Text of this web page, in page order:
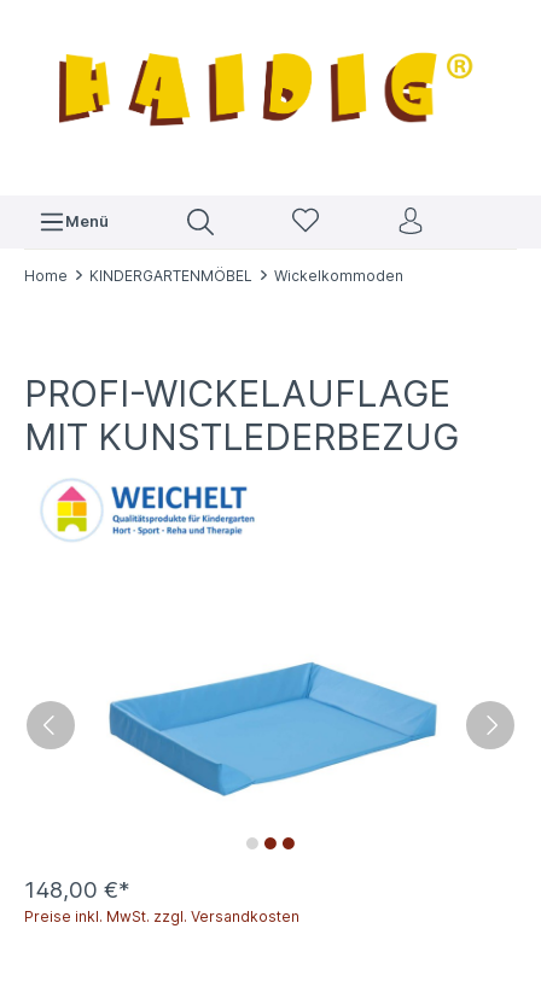
Menü
Home KINDERGARTENMÖBEL Wickelkommoden
PROFI-WICKELAUFLAGE
MIT KUNSTLEDERBEZUG
148,00 €*
Preise inkl. MwSt. zzgl. Versandkosten